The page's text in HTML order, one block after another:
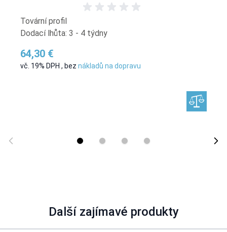
Tovární profil
Dodací lhůta: 3 - 4 týdny
64,30 €
vč. 19% DPH , bez nákladů na dopravu
Další zajímavé produkty